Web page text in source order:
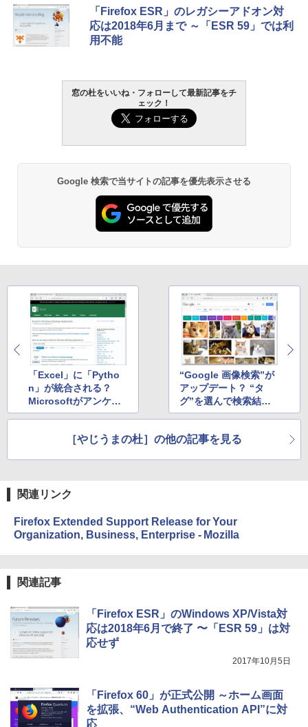
生成AIパスポート公式テキスト 第４版
￥1,766
AIイラスト表現辞典: 思い通りの絵を引き
出す プロンプトの言葉 AI画像生成シリー
ズ (はぴーイラストLabo)
1冊ですべて身につくHTML & CSSとWe
￥1,292
方 マニュアル AI副業にもコンテンツ作成
にもKindle出版にも！ 非エンジニアのた
めのAIコーディング入門シリーズ
￥99
FM TOWNS ハイパー・カタログ: 本体ハ
ードウェア・市販ソフトウェアのパーフ
ェクトリストと最新エミュレータ紹介
Amazon Kindle - 目に優しい、かさばら
ない、大きな画面で読みやすい、6週間持
続バッテリー、6インチディスプレイ電子
書籍リーダー、マッチャ、16GB、広告な
￥16,980
Kindle Paperwhite シグニチャーエディ
ション (32GB) 7インチディスプレイ、明
ブラック
Amazon Kindle Paperwhite (16GB) 7イ
￥22,980
Amazon Kindle Colorsoft | 16GBストレ
ージ、防水、7インチカラーディスプレ
イ、色調調節ライト、最大8週間持続バッ
テリー、広告無し、ブラック (2025年発
売)
￥31,980
New Amazon Kindle Scribe Colorsoft |
レージ、ノート機能搭載、明るさ自動調
「Firefox ESR」のレガシーアドオン対
応は2018年6月まで ～「ESR 59」では利
用不能
窓の杜をいいね・フォローして最新記事をチ
ェック！
Google 検索で当サイトの記事を優先表示させる
「Excel」に「Pytho
n」が統合される？
Microsoftがアンケー
トを実施中
“Google 画像検索”が
アップデート？ “タ
グ”を選んで検索結果
を絞り込めるように
［やじうまの杜］の他の記事を見る
関連リンク
Firefox Extended Support Release for Your
Organization, Business, Enterprise - Mozilla
関連記事
「Firefox ESR」のWindows XP/Vista対
応は2018年6月で終了 〜「ESR 59」は対
応せず
2017年10月5日
「Firefox 60」が正式公開 ～ホーム画面
を拡張、“Web Authentication API”に対
応